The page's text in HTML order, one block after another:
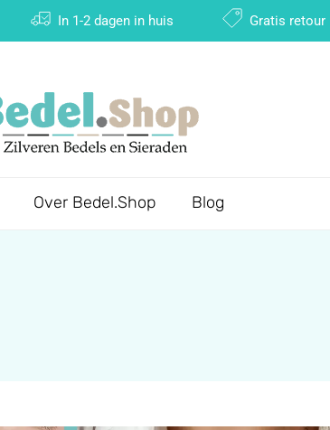
In 1-2 dagen in huis Gratis retour
Over Bedel.Shop Blog